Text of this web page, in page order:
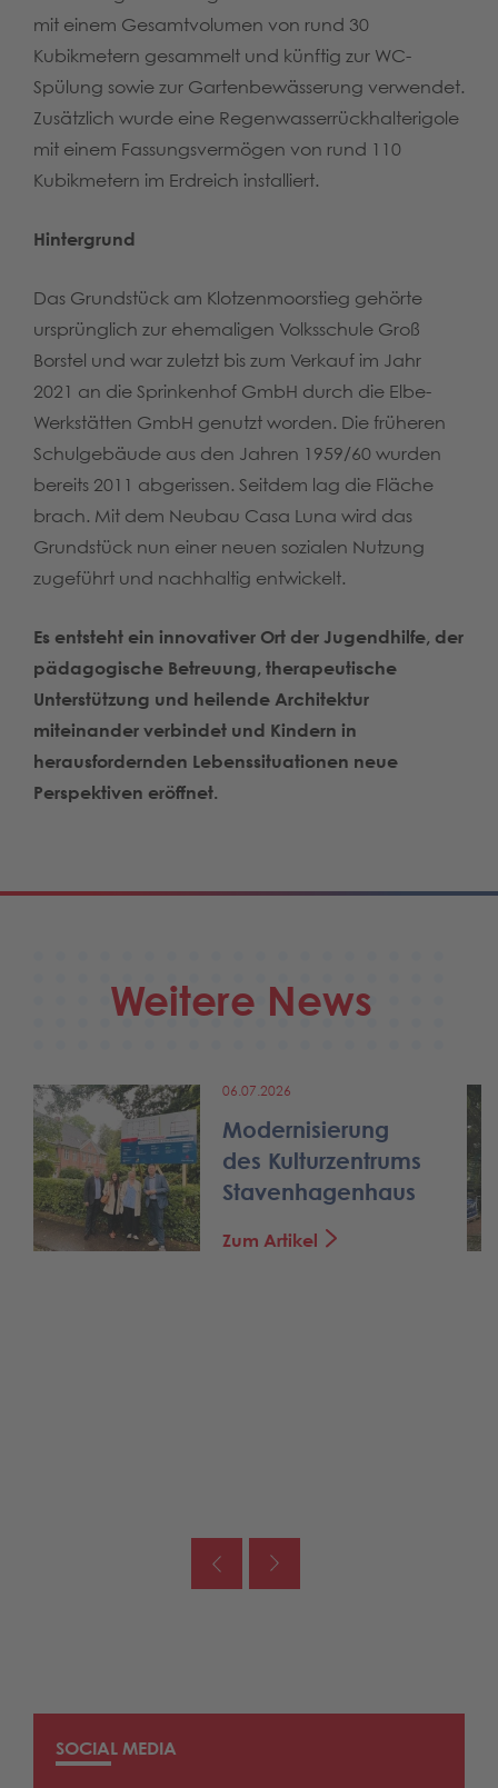
mit einem Gesamtvolumen von rund 30
Kubikmetern gesammelt und künftig zur WC-
Spülung sowie zur Gartenbewässerung verwendet.
Zusätzlich wurde eine Regenwasserrückhalterigole
mit einem Fassungsvermögen von rund 110
Kubikmetern im Erdreich installiert.
Hintergrund
Das Grundstück am Klotzenmoorstieg gehörte
ursprünglich zur ehemaligen Volksschule Groß
Borstel und war zuletzt bis zum Verkauf im Jahr
2021 an die Sprinkenhof GmbH durch die Elbe-
Werkstätten GmbH genutzt worden. Die früheren
Schulgebäude aus den Jahren 1959/60 wurden
bereits 2011 abgerissen. Seitdem lag die Fläche
brach. Mit dem Neubau Casa Luna wird das
Grundstück nun einer neuen sozialen Nutzung
zugeführt und nachhaltig entwickelt.
Es entsteht ein innovativer Ort der Jugendhilfe, der
pädagogische Betreuung, therapeutische
Unterstützung und heilende Architektur
miteinander verbindet und Kindern in
herausfordernden Lebenssituationen neue
Perspektiven eröffnet.
Weitere News
06.07.2026
Modernisierung
des Kulturzentrums
Stavenhagenhaus
Zum Artikel
SOCIAL MEDIA